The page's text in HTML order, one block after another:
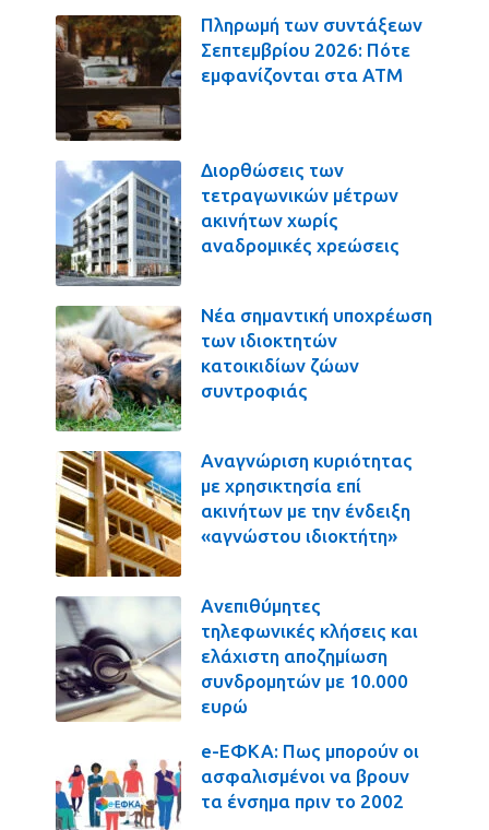
Πληρωμή των συντάξεων
Σεπτεμβρίου 2026: Πότε
εμφανίζονται στα ΑΤΜ
Διορθώσεις των
τετραγωνικών μέτρων
ακινήτων χωρίς
αναδρομικές χρεώσεις
Νέα σημαντική υποχρέωση
των ιδιοκτητών
κατοικιδίων ζώων
συντροφιάς
Αναγνώριση κυριότητας
με χρησικτησία επί
ακινήτων με την ένδειξη
«αγνώστου ιδιοκτήτη»
Ανεπιθύμητες
τηλεφωνικές κλήσεις και
ελάχιστη αποζημίωση
συνδρομητών με 10.000
ευρώ
e-ΕΦΚΑ: Πως μπορούν οι
ασφαλισμένοι να βρουν
τα ένσημα πριν το 2002